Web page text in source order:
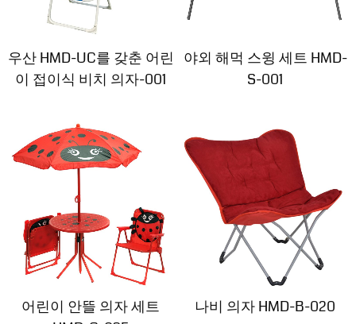
우산 HMD-UC를 갖춘 어린
이 접이식 비치 의자-001
야외 해먹 스윙 세트 HMD-
S-001
어린이 안뜰 의자 세트
나비 의자 HMD-B-020